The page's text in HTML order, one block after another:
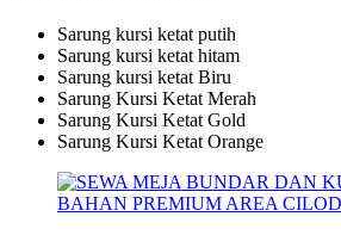
Sarung kursi ketat putih
Sarung kursi ketat hitam
Sarung kursi ketat Biru
Sarung Kursi Ketat Merah
Sarung Kursi Ketat Gold
Sarung Kursi Ketat Orange